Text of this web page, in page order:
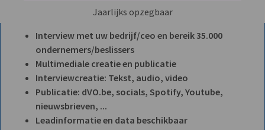
Jaarlijks opzegbaar
Interview met uw bedrijf/ceo en bereik 35.000
ondernemers/beslissers
Multimediale creatie en publicatie
Interviewcreatie: Tekst, audio, video
Publicatie: dVO.be, socials, Spotify, Youtube,
nieuwsbrieven, ...
Leadinformatie en data beschikbaar